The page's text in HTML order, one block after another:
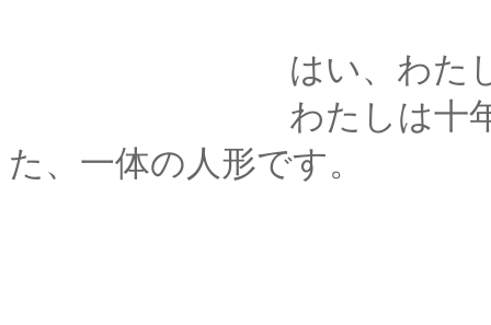
はい、わたしは人
わたしは十年間、彩
た、一体の人形です。